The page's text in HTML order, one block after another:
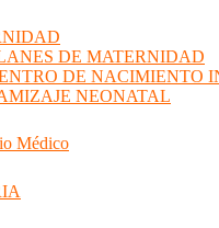
DE MATERNIDAD
DE NACIMIENTO
NEONATAL
Médico